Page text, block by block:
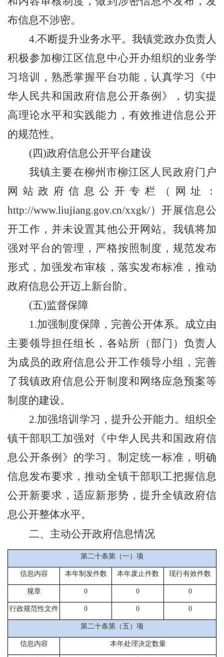
布信息不涉密。
4.不断提升业务水平。我镇党政办负责人
积极参加柳江区信息中心开办组织的业务学
习培训，熟悉掌握平台功能，认真学习《中
华人民共和国政府信息公开条例》，切实提
高理论水平和实践能力，有效推进信息公开
的规范性。
(四)政府信息公开平台建设
我镇主要在柳州市柳江区人民政府门户
网站政府信息公开专栏（网址：
http://www.liujiang.gov.cn/xxgk/）开展信息公
开工作，并未设置其他公开网站。我镇将加
强对平台的管理，严格按照制度，规范发布
形式，加强发布审核，落实发布标准，推动
政府信息公开迈上新台阶。
(五)监督保障
1.加强制度保障，完善公开体系。成立由
主要领导担任组长，各站所（部门）负责人
为成员的政府信息公开工作领导小组，完善
了我镇政府信息公开制度和网络应急预案等
制度的建设。
2.加强培训学习，提升公开能力。组织全
镇干部职工加强对《中华人民共和国政府信
息公开条例》的学习。制定统一标准，明确
信息发布要求，推动全镇干部职工把握信息
公开新要求，适应新形势，提升全镇政府信
息公开整体水平。
二、主动公开政府信息情况
第二十条第（一）项
信息内容 本年制发件数 本年废止件数 现行有效件数
规章 0 0 0
行政规范性文件 0 0 0
第二十条第（五）项
信息内容 本年处理决定数量